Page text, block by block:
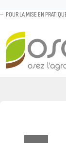
POUR LA MISE EN